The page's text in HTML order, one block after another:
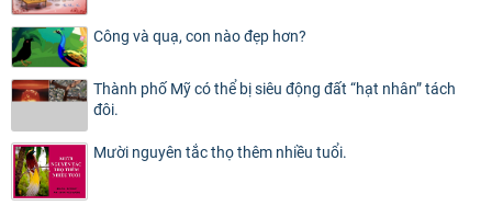
Công và quạ, con nào đẹp hơn?
Thành phố Mỹ có thể bị siêu động đất “hạt nhân” tách
đôi.
Mười nguyên tắc thọ thêm nhiều tuổi.